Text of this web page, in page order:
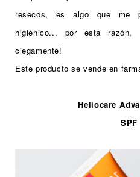
resecos, es algo que me
higiénico... por esta razón,
ciegamente!
Este producto se vende en
Heliocare
SPF